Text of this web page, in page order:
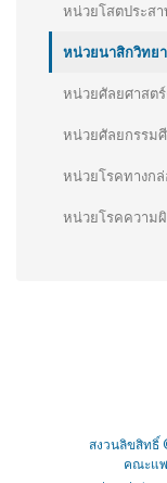
หน่วยโสตประส
หน่วยนาสิกวิทย
หน่วยศัลยศาสตร์
หน่วยศัลยกรรม
หน่วยโรคทางกล่
หน่วยโรคความ
สงวนลิขสิทธิ์
คณะแ